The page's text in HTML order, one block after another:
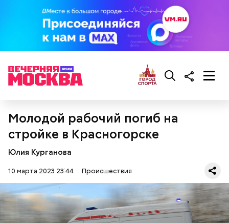
Молодой рабочий погиб на
стройке в Красногорске
Юлия Курганова
10 марта 2023 23:44 Происшествия
— Вам начать рассказывать с начала или с конца?